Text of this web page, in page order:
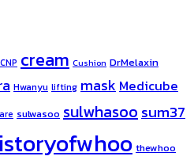
CNP cream Cushion DrMelaxin
Hwanyu lifting mask Medicube
sulwasoo sulwhasoosum37
thewhoo